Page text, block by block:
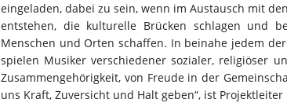
eingeladen, dabei zu sein, wenn im Austausch mit
entstehen, die kulturelle Brücken schlagen und
Menschen und Orten schaffen. In beinahe jedem
spielen Musiker verschiedener sozialer, religiöser
Zusammengehörigkeit, von Freude in der
uns Kraft, Zuversicht und Halt geben“, ist